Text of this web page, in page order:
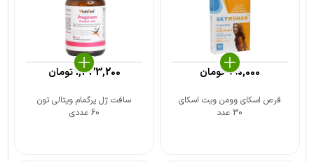
قرص اسکای وومن ویت اسکای
30 عدد
990,000تومان
سافت ژل پرگمام ویتالی تون
60 عددی
1,333,200تومان